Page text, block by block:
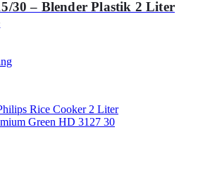
30 – Blender Plastik 2 Liter